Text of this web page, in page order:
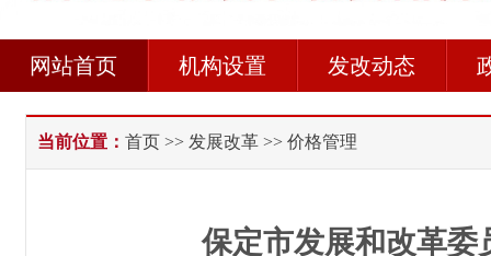
网站首页 机构设置 发改动态
当前位置： 首页 >> 发展改革 >> 价格管理
保定市发展和改革委